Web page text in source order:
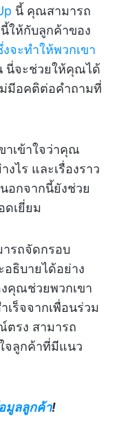
นี้ คุณสามารถ
ให้กับลูกค้าของ
จะทำให้พวกเขา
นี่จะช่วยให้คุณได้
มีอคติต่อคำถามที่
เข้าใจว่าคุณ
ไร และเรื่องราว
อกจากนี้ยังช่วย
เยี่ยม
รถจัดกรอบ
ธิบายได้อย่าง
คุณช่วยพวกเขา
เร็จจากเพื่อนร่วม
ตรง สามารถ
จลูกค้าที่มีแนว
มูลลูกค้า!